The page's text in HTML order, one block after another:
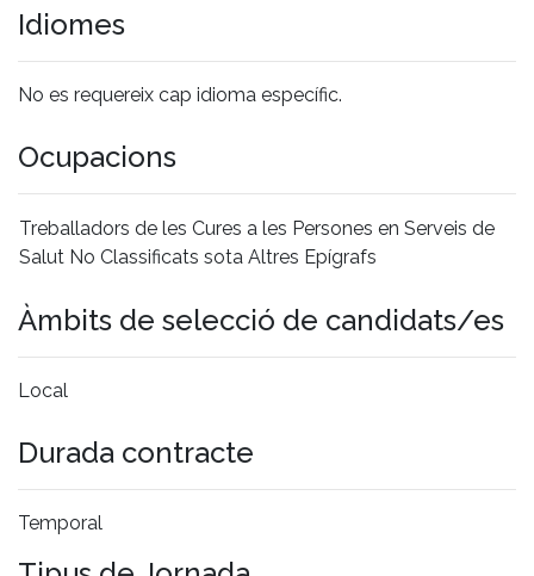
Idiomes
No es requereix cap idioma específic.
Ocupacions
Treballadors de les Cures a les Persones en Serveis de
Salut No Classificats sota Altres Epígrafs
Àmbits de selecció de candidats/es
Local
Durada contracte
Temporal